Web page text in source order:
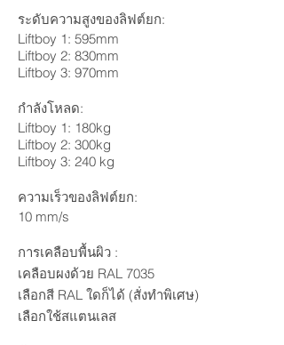
ระดับความสูงของลิฟต์ยก:
Liftboy 1: 595mm
Liftboy 2: 830mm
Liftboy 3: 970mm
กำลังโหลด:
Liftboy 1: 180kg
Liftboy 2: 300kg
Liftboy 3: 240 kg
ความเร็วของลิฟต์ยก:
10 mm/s
การเคลือบพื้นผิว :
เคลือบผงด้วย RAL 7035
เลือกสี RAL ใดก็ได้ (สั่งทำพิเศษ)
เลือกใช้สแตนเลส